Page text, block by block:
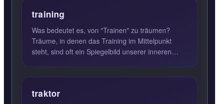
training
Was bedeutet es, von "Trainen" zu träumen?
Träume, in denen das Training im Mittelpunkt
steht, sind oft ein Spiegelbild unserer inneren
traktor